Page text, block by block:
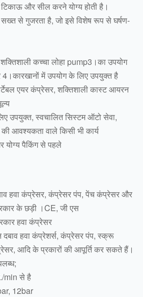
और सील करने योग्य होती है।
से गुजरता है, जो इसे विशेष रूप से घर्षण-
कच्चा लोहा pump3।का उपयोग
4।कारखानों में उपयोग के लिए उपयुक्त है
एयर कंप्रेसर, शक्तिशाली कास्ट आयरन
उपयुक्त, स्वचालित सिस्टम ऑटो सेवा,
आवश्यकता वाले किसी भी कार्य
योग्य पैकिंग से पहले
हवा कंप्रेसर, कंप्रेसर पंप, पेंच कंप्रेसर और
के छड़ी ।CE, जी एस
हवा कंप्रेसर
दबाव हवा कंप्रेशर्स, कंप्रेसर पंप, स्क्रू
आदि के प्रकारों की आपूर्ति कर सकते हैं।
min से है
12bar